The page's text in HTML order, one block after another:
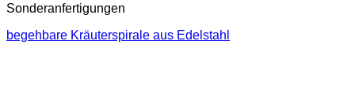
Sonderanfertigungen
begehbare Kräuterspirale aus Edelstahl